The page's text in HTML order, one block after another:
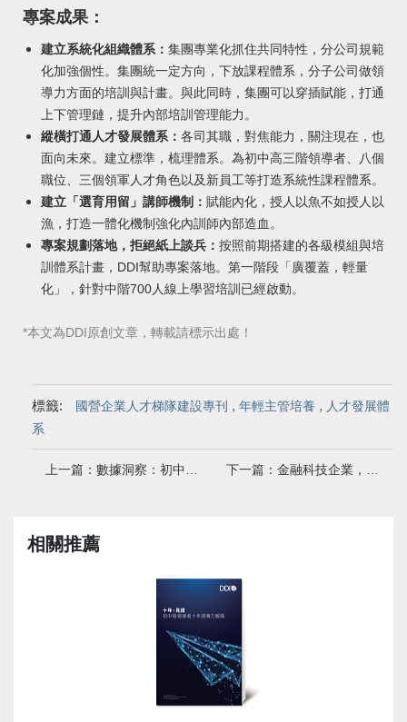
專案成果：
建立系統化組織體系： 集團專業化抓住共同特性，分公司規範
化加強個性。集團統一定方向，下放課程體系，分子公司做領
導力方面的培訓與計畫。與此同時，集團可以穿插賦能，打通
上下管理鏈，提升內部培訓管理能力。
縱橫打通人才發展體系： 各司其職，對焦能力，關注現在，也
面向未來。建立標準，梳理體系。為初中高三階領導者、八個
職位、三個領軍人才角色以及新員工等打造系統性課程體系。
建立「選育用留」講師機制： 賦能內化，授人以魚不如授人以
漁，打造一體化機制強化內訓師內部造血。
專案規劃落地，拒絕紙上談兵： 按照前期搭建的各級模組與培
訓體系計畫，DDI幫助專案落地。第一階段「廣覆蓋，輕量
化」，針對中階700人線上學習培訓已經啟動。
*本文為DDI原創文章，轉載請標示出處！
標籤: 國營企業人才梯隊建設專刊 , 年輕主管培養 , 人才發展體
系
上一篇：數據洞察：初中階領導者的決策能力現況 下一篇：金融科技企業，如何快速搭建初中階培養體系
相關推薦